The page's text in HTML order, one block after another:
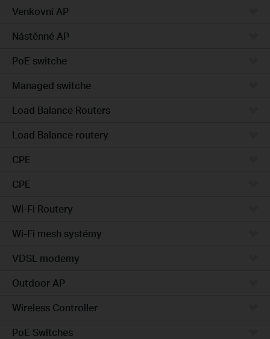
Venkovní AP
Nástěnné AP
PoE switche
Managed switche
Load Balance Routers
Load Balance routery
CPE
CPE
Wi-Fi Routery
Wi-Fi mesh systémy
VDSL modemy
Outdoor AP
Wireless Controller
PoE Switches